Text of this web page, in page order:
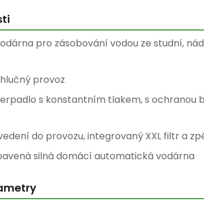
pro zásobování vodou ze studní,
provoz
s konstantním tlakem, s ochranou
do provozu, integrovaný XXL filtr a
silná domácí automatická vodárna